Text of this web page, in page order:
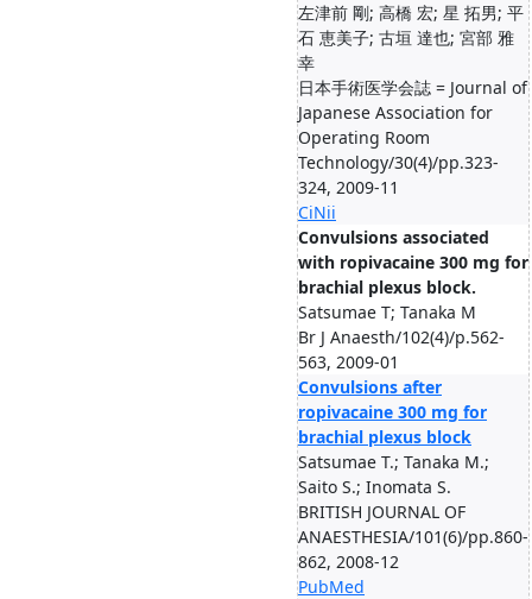
左津前 剛; 高橋 宏; 星 拓男; 平
石 恵美子; 古垣 達也; 宮部 雅
幸
日本手術医学会誌 = Journal of
Japanese Association for
Operating Room
Technology/30(4)/pp.323-
324, 2009-11
CiNii
Convulsions associated
with ropivacaine 300 mg for
brachial plexus block.
Satsumae T; Tanaka M
Br J Anaesth/102(4)/p.562-
563, 2009-01
Convulsions after
ropivacaine 300 mg for
brachial plexus block
Satsumae T.; Tanaka M.;
Saito S.; Inomata S.
BRITISH JOURNAL OF
ANAESTHESIA/101(6)/pp.860-
862, 2008-12
PubMed